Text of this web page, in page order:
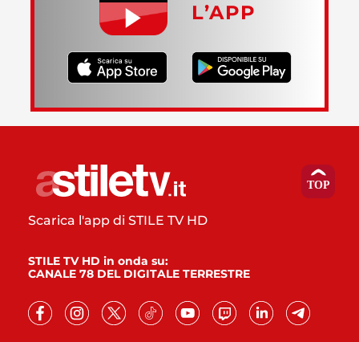
L’APP
Scarica l'app di STILE TV HD
STILE TV HD in onda su:
CANALE 78 DEL DIGITALE TERRESTRE